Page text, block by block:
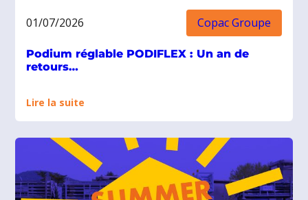
01/07/2026 Copac Groupe
Podium réglable PODIFLEX : Un an de
retours…
Lire la suite
PODIFLEX
:
Un
an